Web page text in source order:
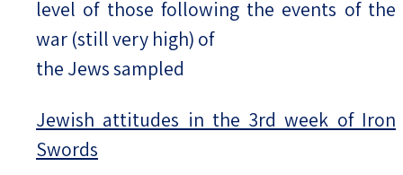
level of those following the events of the
war (still very high) of
the Jews sampled
Jewish attitudes in the 3rd week of Iron
Swords